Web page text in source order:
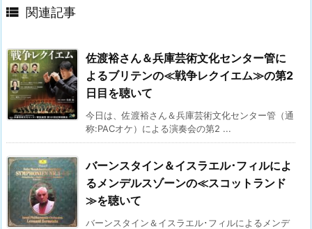
 関連記事
佐渡裕さん＆兵庫芸術文化センター管に
よるブリテンの≪戦争レクイエム≫の第2
日目を聴いて
今日は、佐渡裕さん＆兵庫芸術文化センター管（通
称:PACオケ）による演奏会の第2 ...
バーンスタイン＆イスラエル･フィルによ
るメンデルスゾーンの≪スコットランド
≫を聴いて
バーンスタイン＆イスラエル･フィルによるメンデ